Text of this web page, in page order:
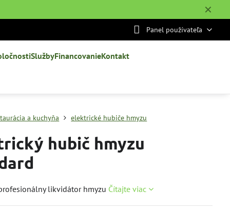
✕
Panel používateľa
SlužbyFinancovanieKontakt
a kuchyňa elektrické hubiče hmyzu
hubič hmyzu
likvidátor hmyzu Čítajte viac